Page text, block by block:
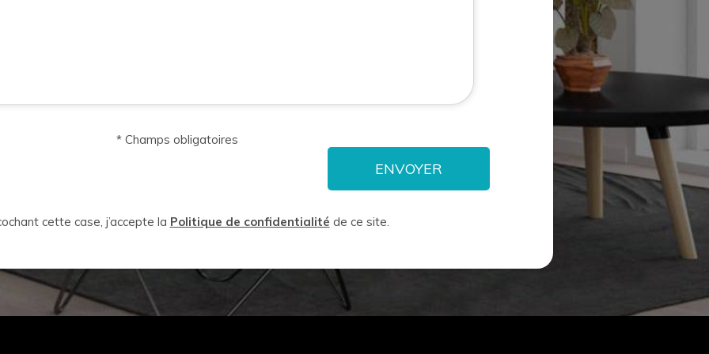
* Champs obligatoires
cette case, j’accepte la Politique de confidentialité de ce site.